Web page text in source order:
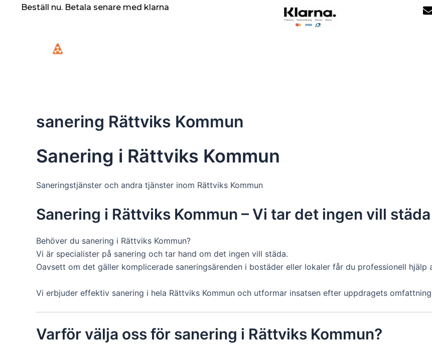
Beställ nu. Betala senare med klarna
sanering Rättviks Kommun
Sanering i Rättviks Kommun
Saneringstjänster och andra tjänster inom Rättviks Kommun
Sanering i Rättviks Kommun – Vi tar det ingen vill städa
Behöver du sanering i Rättviks Kommun?
Vi är specialister på sanering och tar hand om det ingen vill städa.
Oavsett om det gäller komplicerade saneringsärenden i bostäder eller lokaler får du professionell hjälp
Vi erbjuder effektiv sanering i hela Rättviks Kommun och utformar insatsen efter uppdragets
Varför välja oss för sanering i Rättviks Kommun?